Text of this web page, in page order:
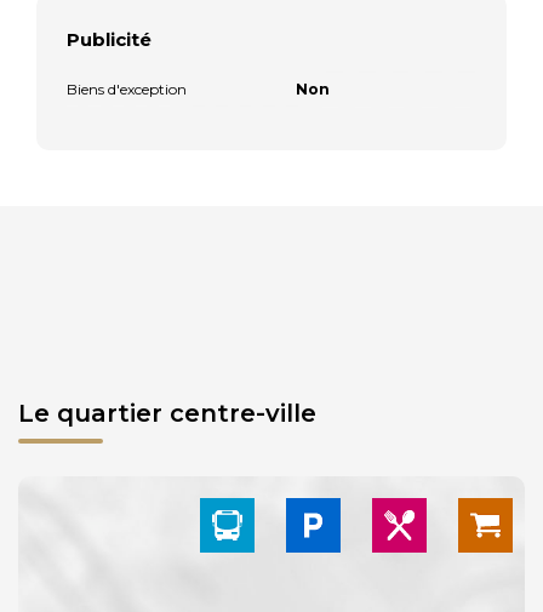
Publicité
Biens d'exception Non
Le quartier centre-ville